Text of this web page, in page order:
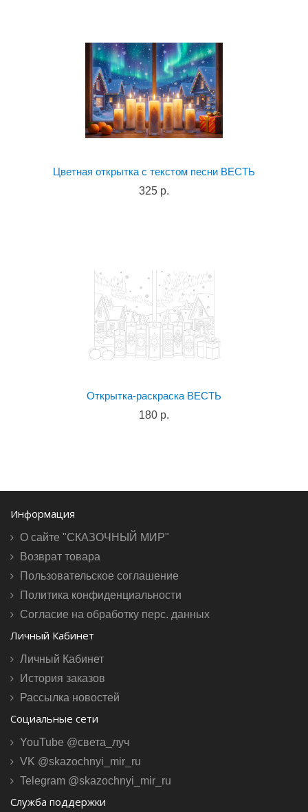
Цветная открытка с текстом песни ВЕСТЬ
325 р.
Открытка-раскраска ВЕСТЬ
180 р.
Информация
О сайте "СКАЗОЧНЫЙ МИР"
Возврат товара
Пользовательское соглашение
Политика конфиденциальности
Согласие на обработку перс. данных
Личный Кабинет
Личный Кабинет
История заказов
Рассылка новостей
Социальные сети
YouTube @света_луч
VK @skazochnyi_mir_ru
Telegram @skazochnyi_mir_ru
Служба поддержки